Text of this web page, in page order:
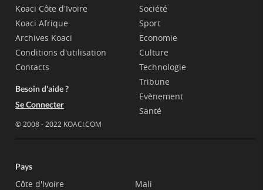
Koaci Côte d'Ivoire
Koaci Afrique
Archives Koaci
Conditions d'utilisation
Contacts
Besoin d'aide ?
Se Connecter
© 2008 - 2022 KOACI.COM
Société
Sport
Economie
Culture
Technologie
Tribune
Evènement
Santé
Pays
Côte d'Ivoire
Mali